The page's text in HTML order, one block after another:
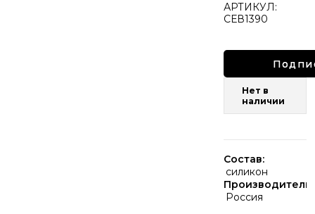
АРТИКУЛ:
СЕВ1390
Нет в
наличии
Состав:
силикон
Производитель:
Россия